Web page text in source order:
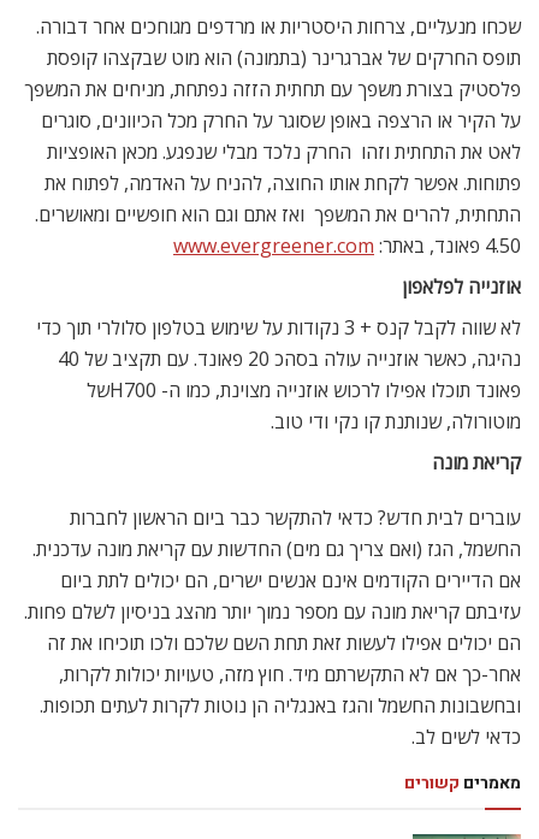
שכחו מנעליים, צרחות היסטריות או מרדפים מגוחכים אחר דבורה.
תופס החרקים של אברגרינר (בתמונה) הוא מוט שבקצהו קופסת
פלסטיק בצורת משפך עם תחתית הזזה נפתחת, מניחים את המשפך
על הקיר או הרצפה באופן שסוגר על החרק מכל הכיוונים, סוגרים
לאט את התחתית וזהו  החרק נלכד מבלי שנפגע. מכאן האופציות
פתוחות. אפשר לקחת אותו החוצה, להניח על האדמה, לפתוח את
התחתית, להרים את המשפך  ואז אתם וגם הוא חופשיים ומאושרים.
4.50 פאונד, באתר:
www.evergreener.com
אוזנייה לפלאפון
לא שווה לקבל קנס + 3 נקודות על שימוש בטלפון סלולרי תוך כדי
נהיגה, כאשר אוזנייה עולה בסהכ 20 פאונד. עם תקציב של 40
פאונד תוכלו אפילו לרכוש אוזנייה מצוינת, כמו ה- H700של
מוטורולה, שנותנת קו נקי ודי טוב.
קריאת מונה
עוברים לבית חדש? כדאי להתקשר כבר ביום הראשון לחברות
החשמל, הגז (ואם צריך גם מים) החדשות עם קריאת מונה עדכנית.
אם הדיירים הקודמים אינם אנשים ישרים, הם יכולים לתת ביום
עזיבתם קריאת מונה עם מספר נמוך יותר מהצג בניסיון לשלם פחות.
הם יכולים אפילו לעשות זאת תחת השם שלכם ולכו תוכיחו את זה
אחר-כך אם לא התקשרתם מיד. חוץ מזה, טעויות יכולות לקרות,
ובחשבונות החשמל והגז באנגליה הן נוטות לקרות לעתים תכופות.
כדאי לשים לב.
מאמרים קשורים